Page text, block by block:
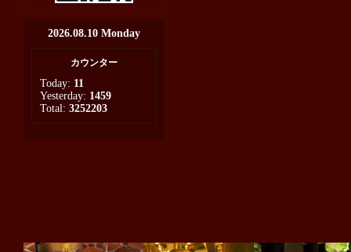
2026.08.10 Monday
カウンター
Today: 11
Yesterday: 1459
Total: 3252203